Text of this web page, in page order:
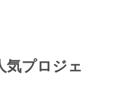
気プロジェ